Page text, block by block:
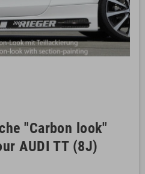
"Carbon look"
AUDI TT (8J)